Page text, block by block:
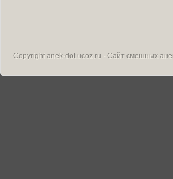
Copyrightanek-dot.ucoz.ru - Сайт смешных